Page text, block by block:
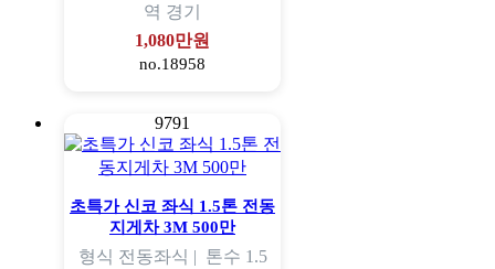
역 경기
1,080만원
no.18958
9791
초특가 신코 좌식 1.5톤 전동
지게차 3M 500만
형식 전동좌식 | 톤수 1.5